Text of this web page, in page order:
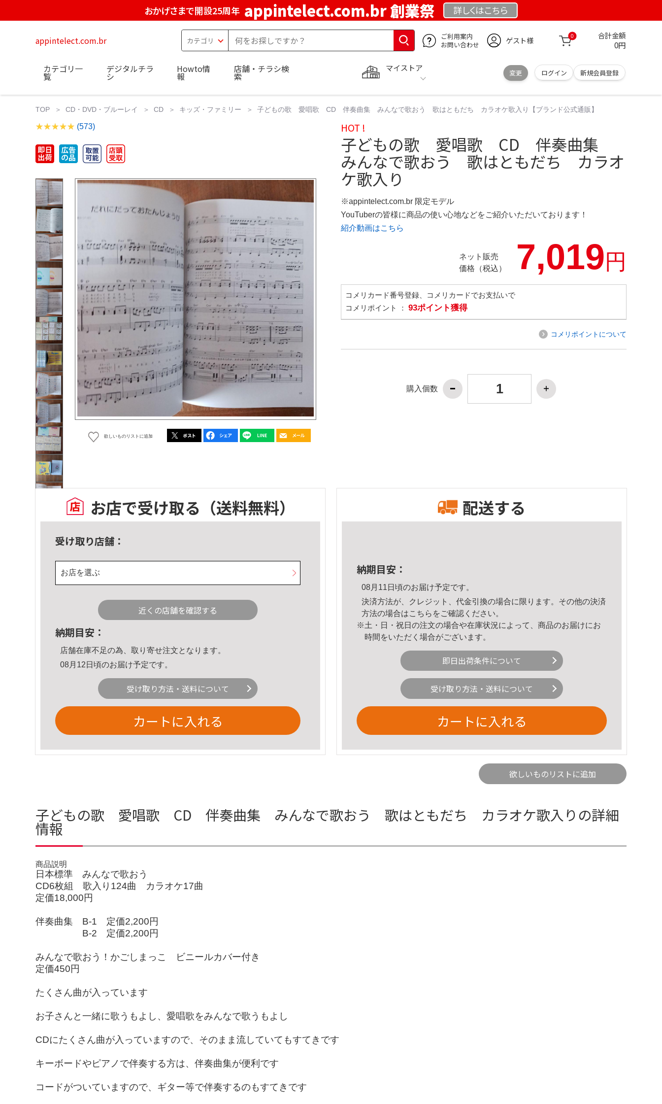
おかげさまで開設25周年 appintelect.com.br 創業祭 詳しくはこちら
appintelect.com.br
ご利用案内
お問い合わせ
ゲスト様 0 合計金額
0円
マイストア
変更 ログイン 新規会員登録
カテゴリ一
覧
デジタルチラ
シ
Howto情
報
店舗・チラシ検
索
TOP CD・DVD・ブルーレイ CD キッズ・ファミリー 子どもの歌 愛唱歌 CD 伴奏曲集 みんなで歌おう 歌はともだち カラオケ歌入り【ブランド公式通販】
(573)
欲しいものリストに追加
HOT !
子どもの歌 愛唱歌 CD 伴奏曲集
みんなで歌おう 歌はともだち カラオ
ケ歌入り
※appintelect.com.br 限定モデル
YouTuberの皆様に商品の使い心地などをご紹介いただいております！
紹介動画はこちら
ネット販売
価格（税込）
7,019円
コメリカード番号登録、コメリカードでお支払いで
コメリポイント ： 93ポイント獲得
コメリポイントについて
購入個数
お店で受け取る （送料無料）
受け取り店舗：
お店を選ぶ
近くの店舗を確認する
納期目安：
店舗在庫不足の為、取り寄せ注文となります。
08月12日頃のお届け予定です。
受け取り方法・送料について
カートに入れる
配送する
納期目安：
08月11日頃のお届け予定です。
決済方法が、クレジット、代金引換の場合に限ります。その他の決済
方法の場合はこちら をご確認ください。
※土・日・祝日の注文の場合や在庫状況によって、商品のお届けにお
時間をいただく場合がございます。
即日出荷条件について
受け取り方法・送料について
カートに入れる
欲しいものリストに追加
子どもの歌 愛唱歌 CD 伴奏曲集 みんなで歌おう 歌はともだち カラオケ歌入りの詳細
情報
商品説明
日本標準 みんなで歌おう
CD6枚組 歌入り124曲 カラオケ17曲
定価18,000円
伴奏曲集 B-1 定価2,200円
B-2 定価2,200円
みんなで歌おう！かごしまっこ ビニールカバー付き
定価450円
たくさん曲が入っています
お子さんと一緒に歌うもよし、愛唱歌をみんなで歌うもよし
CDにたくさん曲が入っていますので、そのまま流していてもすてきです
キーボードやピアノで伴奏する方は、伴奏曲集が便利です
コードがついていますので、ギター等で伴奏するのもすてきです